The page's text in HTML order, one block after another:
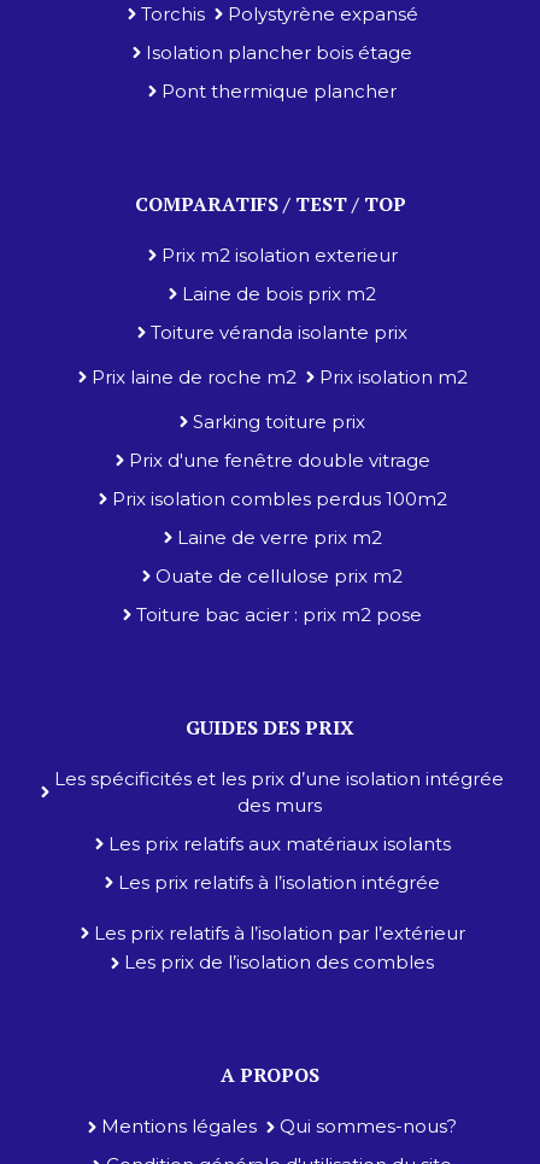
Torchis
Polystyrène expansé
Isolation plancher bois étage
Pont thermique plancher
COMPARATIFS / TEST / TOP
Prix m2 isolation exterieur
Laine de bois prix m2
Toiture véranda isolante prix
Prix laine de roche m2
Prix isolation m2
Sarking toiture prix
Prix d'une fenêtre double vitrage
Prix isolation combles perdus 100m2
Laine de verre prix m2
Ouate de cellulose prix m2
Toiture bac acier : prix m2 pose
GUIDES DES PRIX
Les spécificités et les prix d’une isolation intégrée
des murs
Les prix relatifs aux matériaux isolants
Les prix relatifs à l’isolation intégrée
Les prix relatifs à l’isolation par l’extérieur
Les prix de l’isolation des combles
A PROPOS
Mentions légales
Qui sommes-nous?